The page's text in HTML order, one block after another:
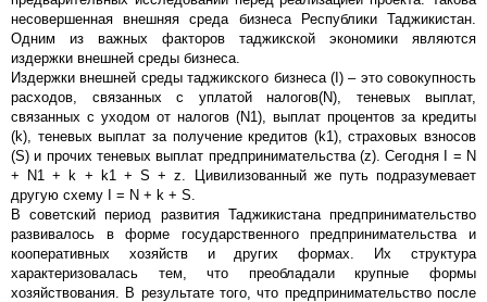
несовершенная внешняя среда бизнеса Республики Таджикистан.
Одним из важных факторов таджикской экономики являются
издержки внешней среды бизнеса.
Издержки внешней среды таджикского бизнеса (I) – это совокупность
расходов, связанных с уплатой налогов(N), теневых выплат,
связанных с уходом от налогов (N1), выплат процентов за кредиты
(k), теневых выплат за получение кредитов (k1), страховых взносов
(S) и прочих теневых выплат предпринимательства (z). Сегодня I = N
+ N1 + k + k1 + S + z. Цивилизованный же путь подразумевает
другую схему I = N + k + S.
В советский период развития Таджикистана предпринимательство
развивалось в форме государственного предпринимательства и
кооперативных хозяйств и других формах. Их структура
характеризовалась тем, что преобладали крупные формы
хозяйствования. В результате того, что предпринимательство после